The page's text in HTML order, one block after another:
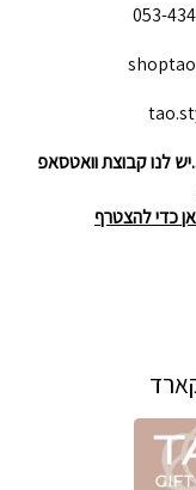
053-
לנו קבוצת וואטסאפ
כדי להצטרף